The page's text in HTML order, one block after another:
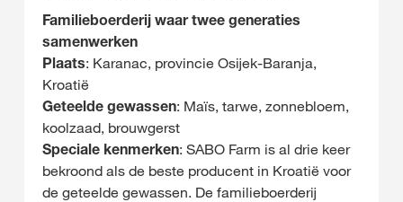
Familieboerderij waar twee generaties
samenwerken
Plaats: Karanac, provincie Osijek-Baranja,
Kroatië
Geteelde gewassen: Maïs, tarwe, zonnebloem,
koolzaad, brouwgerst
Speciale kenmerken: SABO Farm is al drie keer
bekroond als de beste producent in Kroatië voor
de geteelde gewassen. De familieboerderij